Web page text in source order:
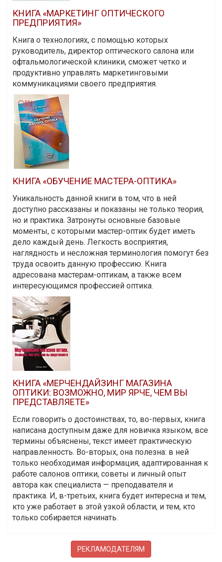
КНИГА «МАРКЕТИНГ ОПТИЧЕСКОГО
ПРЕДПРИЯТИЯ»
Книга о технологиях, с помощью которых
руководитель, директор оптического салона или
офтальмологической клиники, сможет четко и
продуктивно управлять маркетинговыми
коммуникациями своего предприятия.
КНИГА «ОБУЧЕНИЕ МАСТЕРА-ОПТИКА»
Уникальность данной книги в том, что в ней
доступно рассказаны и показаны не только теория,
но и практика. Затронуты основные базовые
моменты, с которыми мастер-оптик будет иметь
дело каждый день. Легкость восприятия,
наглядность и несложная терминология помогут без
труда освоить данную профессию. Книга
адресована мастерам-оптикам, а также всем
интересующимся профессией оптика.
КНИГА «МЕРЧЕНДАЙЗИНГ МАГАЗИНА
ОПТИКИ: ВОЗМОЖНО, МИР ЯРЧЕ, ЧЕМ ВЫ
ПРЕДСТАВЛЯЕТЕ»
Если говорить о достоинствах, то, во-первых, книга
написана доступным даже для новичка языком, все
термины объяснены, текст имеет практическую
направленность. Во-вторых, она полезна: в ней
только необходимая информация, адаптированная к
работе салонов оптики, советы и личный опыт
автора как специалиста — преподавателя и
практика. И, в-третьих, книга будет интересна и тем,
кто уже работает в этой узкой области, и тем, кто
только собирается начинать.
РЕКЛАМОДАТЕЛЯМ